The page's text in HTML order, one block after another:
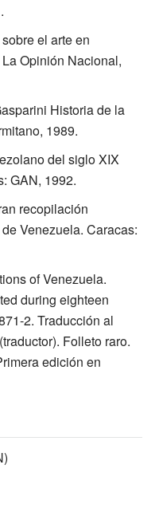
el arte en
Opinión Nacional,
Historia de la
1989.
del siglo XIX
GAN, 1992.
recopilación
Venezuela. Caracas:
of Venezuela.
during eighteen
2. Traducción al
Folleto raro.
edición en